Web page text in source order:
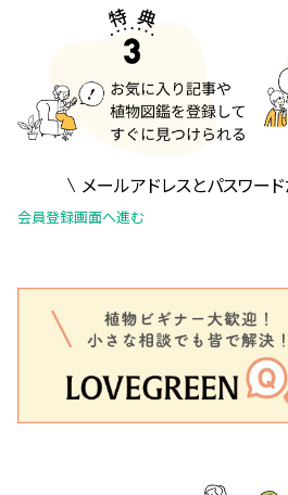
メールアドレスとパスワー
会員登録画面へ進む